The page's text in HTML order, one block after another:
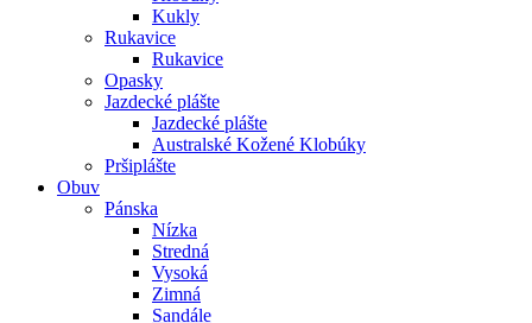
Kukly
Rukavice
Rukavice
Opasky
Jazdecké plášte
Jazdecké plášte
Australské Kožené Klobúky
Pršiplášte
Obuv
Pánska
Nízka
Stredná
Vysoká
Zimná
Sandále